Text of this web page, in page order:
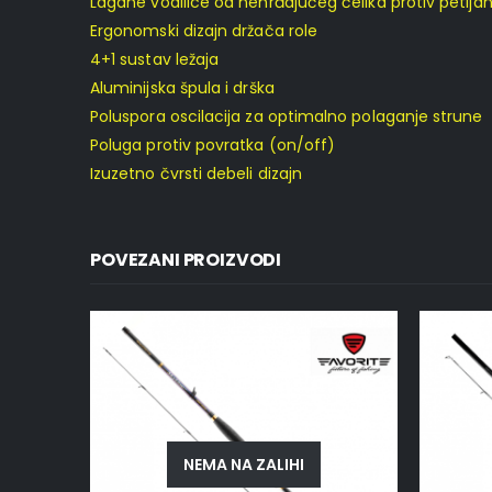
Ergonomski dizajn držača role
4+1 sustav ležaja
Aluminijska špula i drška
Poluspora oscilacija za optimalno polaganje strune
Poluga protiv povratka (on/off)
Izuzetno čvrsti debeli dizajn
POVEZANI PROIZVODI
NEMA NA ZALIHI